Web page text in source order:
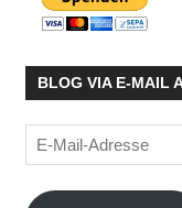
BLOG VIA E-MAIL
E-
Mail-
Adresse